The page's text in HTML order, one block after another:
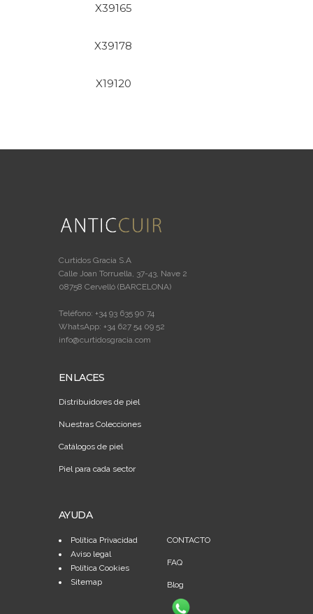
X39165
X39178
X19120
Curtidos Gracia S.A
Calle Joan Torruella, 37-43, Nave 2
08758 Cervelló (BARCELONA)
Teléfono: +34 93 635 90 74
WhatsApp: +34 627 54 09 52
info@curtidosgracia.com
ENLACES
Distribuidores de piel
Nuestras Colecciones
Catálogos de piel
Piel para cada sector
AYUDA
Política Privacidad
Aviso legal
Política Cookies
Sitemap
CONTACTO
FAQ
Blog